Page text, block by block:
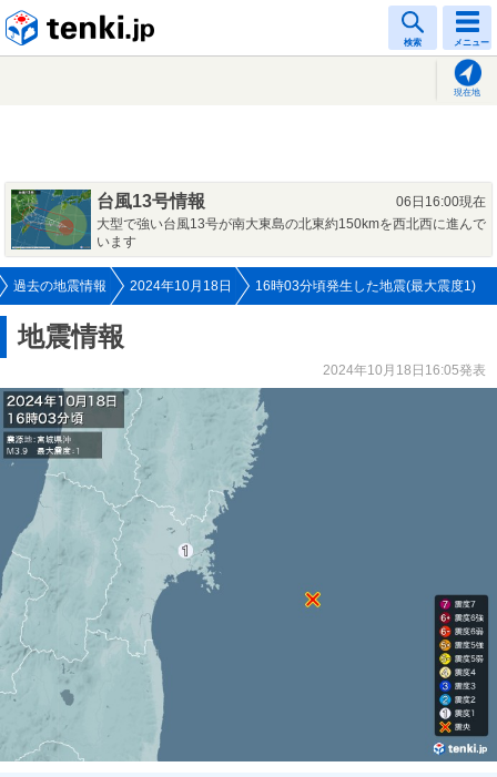
検索 メニュー
現在地
台風13号情報
06日16:00現在
大型で強い台風13号が南大東島の北東約150kmを西北西に進んで
います
過去の地震情報 2024年10月18日 16時03分頃発生した地震(最大震度1)
地震情報
2024年10月18日16:05発表